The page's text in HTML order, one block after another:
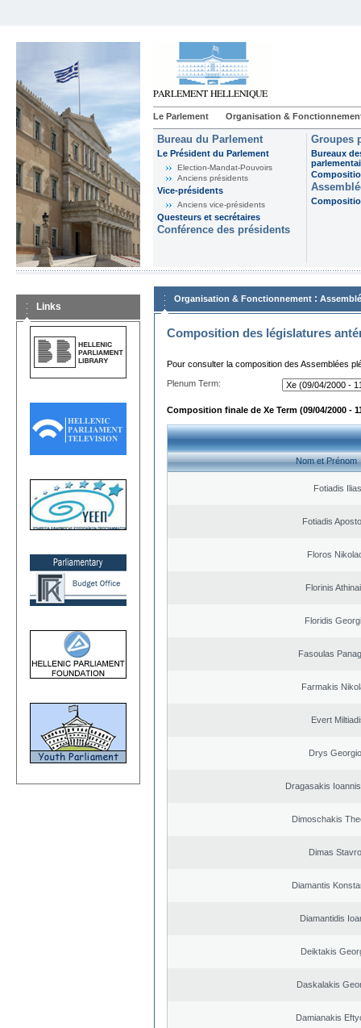
Le Parlement Organisation &
Bureau du Parlement
Le Président du Parlement
Election-Mandat-Pouvoirs
Anciens présidents
Vice-présidents
Anciens vice-présidents
Questeurs et secrétaires
Conférence des présidents
Groupes
Bureaux
Links
Organisation & Fonctionnement :
Composition des législatures
Pour consulter la composition des Assemblées
Plenum Term:
Composition finale de Xe Term (09/04/2000 -
Nom et Prénom
Fotiadis Ilias
Fotiadis
Floros
Florinis
Floridis
Fasoulas
Farmakis
Evert
Drys
Dragasakis
Dimoschakis
Dimas
Diamantis
Diamantidis
Deiktakis
Daskalakis
Damianakis